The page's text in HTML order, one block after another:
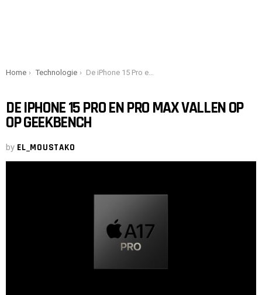
You are here:
Home Technologie De iPhone 15 Pro en Pro Max vallen op op Geekbench
DE IPHONE 15 PRO EN PRO MAX VALLEN OP
OP GEEKBENCH
by EL_MOUSTAKO